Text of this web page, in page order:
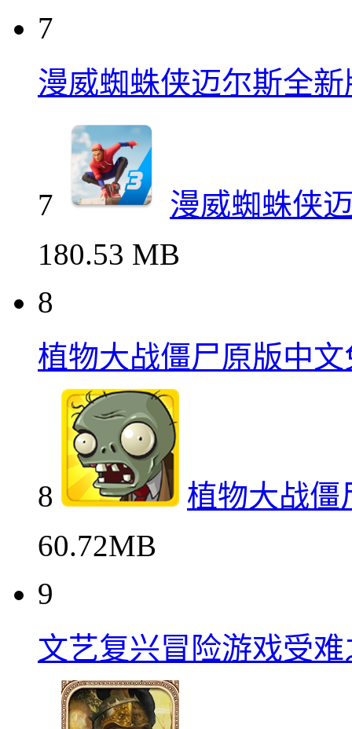
7
漫威蜘蛛侠迈尔斯全
7
漫威蜘蛛侠
180.53 MB
8
植物大战僵尸原版中
8
植物大战僵
60.72MB
9
文艺复兴冒险游戏受